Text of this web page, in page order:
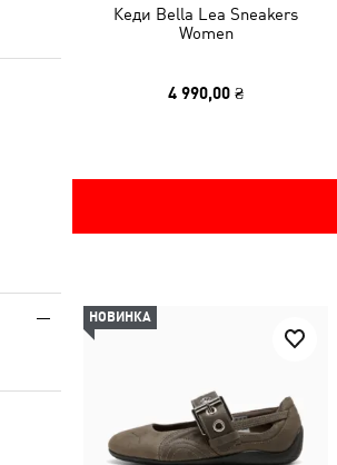
Кеди Bella Lea Sneakers
Women
4 990,00 ₴
НОВИНКА